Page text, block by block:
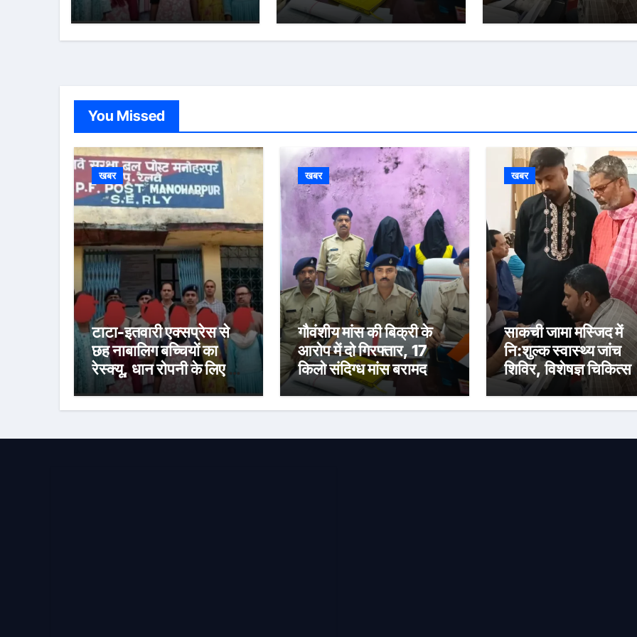
You Missed
खबर
टाटा-इतवारी एक्सप्रेस से
छह नाबालिग बच्चियों का
रेस्क्यू, धान रोपनी के लिए जा
रही थीं राउरकेला
खबर
गौवंशीय मांस की बिक्री के
आरोप में दो गिरफ्तार, 17
किलो संदिग्ध मांस बरामद
खबर
साकची जामा मस्जिद में
नि:शुल्क स्वास्थ्य जांच
शिविर, विशेषज्ञ
ने दी परामर्श सेवा